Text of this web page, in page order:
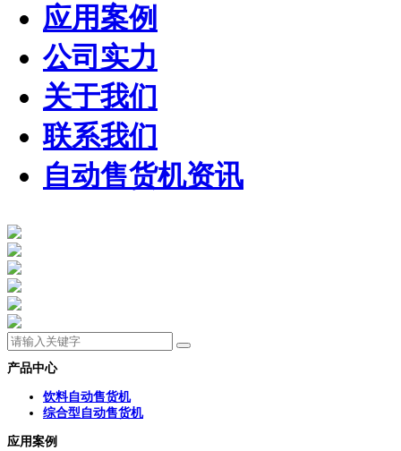
应用案例
公司实力
关于我们
联系我们
自动售货机资讯
产品中心
饮料自动售货机
综合型自动售货机
应用案例